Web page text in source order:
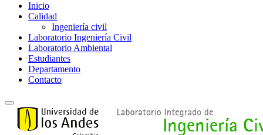
Inicio
Calidad
Ingeniería civil
Laboratorio Ingeniería Civil
Laboratorio Ambiental
Estudiantes
Departamento
Contacto